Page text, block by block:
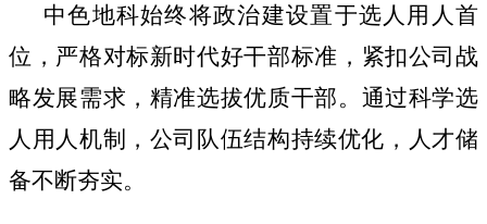
中色地科始终将政治建设置于选人用人首
位，严格对标新时代好干部标准 ， 紧扣公司战
略发展需求，精准选拔优质干部。 通过科学选
人用人 机制 ，公司队伍结构持续优化，人才储
备不断夯实。